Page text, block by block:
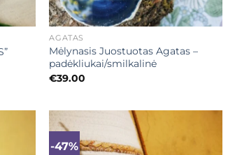
+
AGATAS
Mėlynasis Juostuotas Agatas –
padėkliukai/smilkalinė
€39.00
-47% Mėgstamiausias